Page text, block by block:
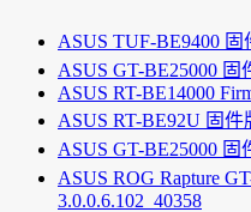
ASUS TUF-BE9400 固
ASUS GT-BE25000 固
ASUS RT-BE14000
ASUS RT-BE92U 固件
ASUS GT-BE25000 固
ASUS ROG Rapture
3.0.0.6.102_40358